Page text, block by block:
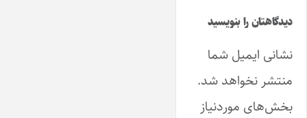
دیدگاهتان را بنویسید
نشانی ایمیل شما
منتشر نخواهد شد.
بخش‌های موردنیاز